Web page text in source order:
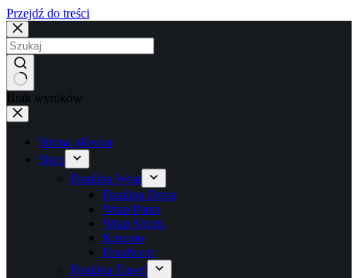
Przejdź do treści
Brak wyników
Strona główna
Shop
Fraulina Wear
Fraulina Dress
Wrap Pants
Wrap Shorts
Kimono
Headwear
Fraulina Travel